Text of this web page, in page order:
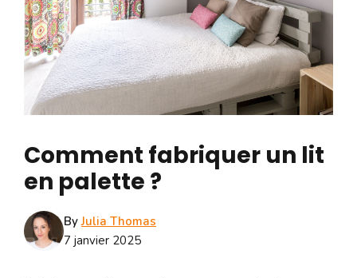
Comment fabriquer un lit
en palette ?
ByJulia Thomas
7 janvier 2025